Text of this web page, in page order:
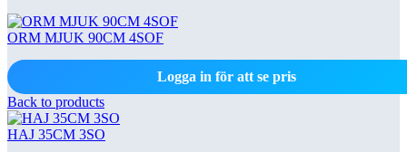
ORM MJUK 90CM 4SOF
Logga in för att se pris
Back to products
HAJ 35CM 3SO